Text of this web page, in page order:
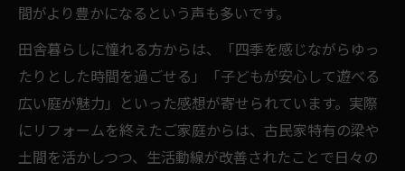
間がより豊かになるという声も多いです。
田舎暮らしに憧れる方からは、「四季を感じながらゆっ
たりとした時間を過ごせる」「子どもが安心して遊べる
広い庭が魅力」といった感想が寄せられています。実際
にリフォームを終えたご家庭からは、古民家特有の梁や
土間を活かしつつ、生活動線が改善されたことで日々の